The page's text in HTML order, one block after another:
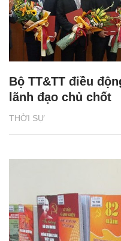
THỜI SỰ
Bộ TT&TT điều
lãnh đạo chủ chốt